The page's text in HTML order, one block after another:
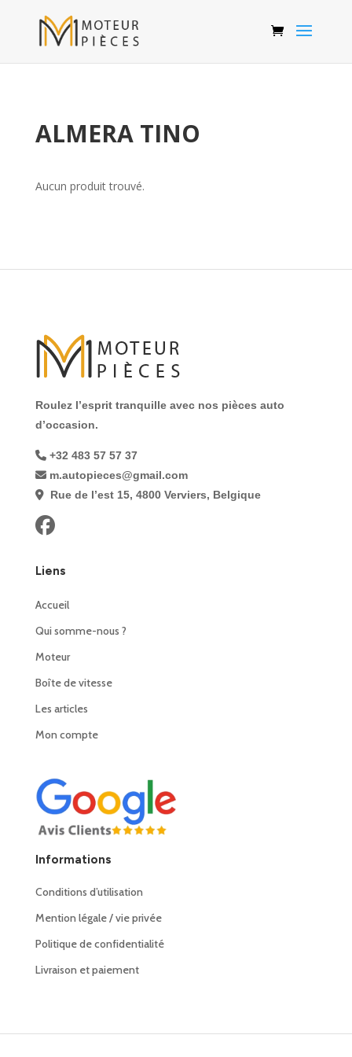
ALMERA TINO
Aucun produit trouvé.
Roulez l’esprit tranquille avec nos pièces auto
d’occasion.
+32 483 57 57 37
m.autopieces@gmail.com
Rue de l’est 15, 4800 Verviers, Belgique
Liens
Accueil
Qui somme-nous ?
Moteur
Boîte de vitesse
Les articles
Mon compte
Informations
Conditions d’utilisation
Mention légale / vie privée
Politique de confidentialité
Livraison et paiement